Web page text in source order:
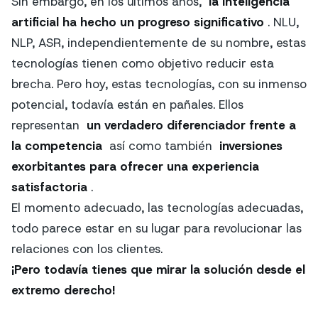
artificial ha hecho un progreso significativo . NLU,
NLP, ASR, independientemente de su nombre, estas
tecnologías tienen como objetivo reducir esta
brecha. Pero hoy, estas tecnologías, con su inmenso
potencial, todavía están en pañales. Ellos
representan un verdadero diferenciador frente a
la competencia así como también inversiones
exorbitantes para ofrecer una experiencia
satisfactoria .
El momento adecuado, las tecnologías adecuadas,
todo parece estar en su lugar para revolucionar las
relaciones con los clientes.
¡Pero todavía tienes que mirar la solución desde el
extremo derecho!